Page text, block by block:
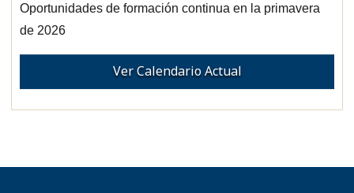
Oportunidades de formación continua en la primavera
de 2026
Ver Calendario Actual